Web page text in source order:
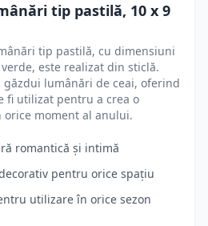
tip pastilă, 10 x 9
tip pastilă, cu dimensiuni
este realizat din sticlă.
găzdui lumânări de ceai, oferind
fi utilizat pentru a crea o
moment al anului.
romantică și intimă
pentru orice spațiu
utilizare în orice sezon